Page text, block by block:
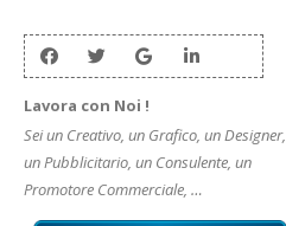
Lavora con Noi !
Sei un Creativo, un Grafico, un Designer,
un Pubblicitario, un Consulente, un
Promotore Commerciale, …